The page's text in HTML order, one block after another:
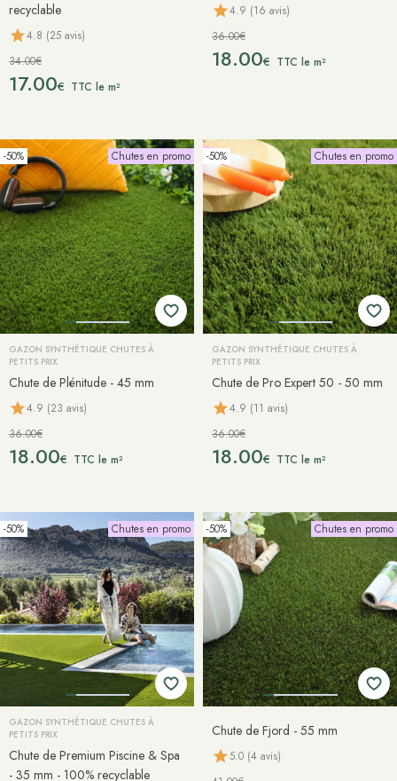
recyclable
4.8 (25 avis)
34.00€
17.00€ TTC le m²
4.9 (16 avis)
36.00€
18.00€ TTC le m²
-50% Chutes en promo
GAZON SYNTHÉTIQUE CHUTES À
PETITS PRIX
Chute de Plénitude - 45 mm
4.9 (23 avis)
36.00€
18.00€ TTC le m²
-50% Chutes en promo
GAZON SYNTHÉTIQUE CHUTES À
PETITS PRIX
Chute de Pro Expert 50 - 50 mm
4.9 (11 avis)
36.00€
18.00€ TTC le m²
-50% Chutes en promo
GAZON SYNTHÉTIQUE CHUTES À
PETITS PRIX
Chute de Premium Piscine & Spa
- 35 mm - 100% recyclable
-50% Chutes en promo
Chute de Fjord - 55 mm
5.0 (4 avis)